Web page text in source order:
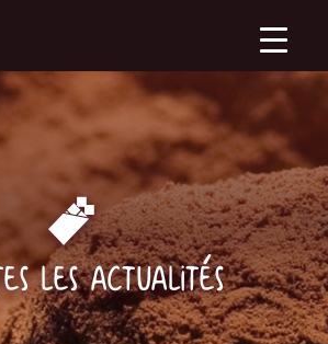
les actualités